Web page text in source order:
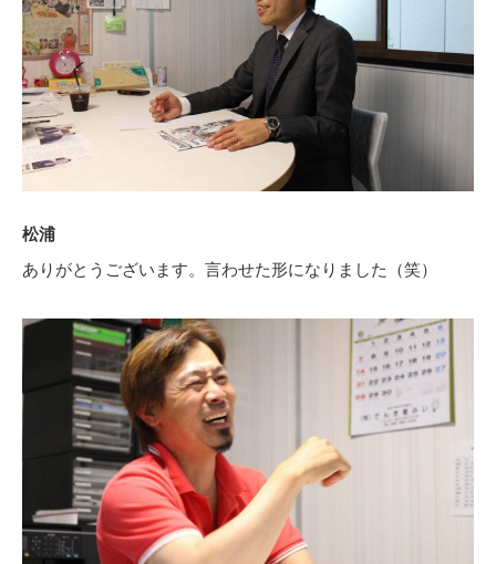
松浦
ありがとうございます。言わせた形になりました（笑）